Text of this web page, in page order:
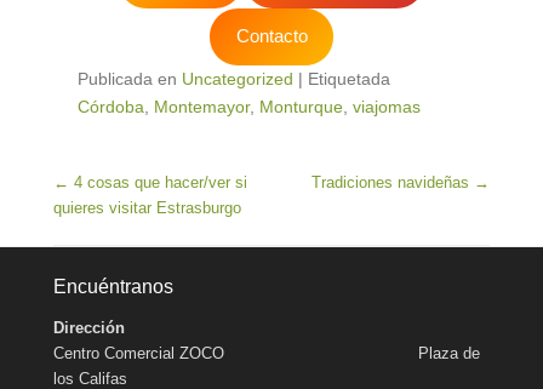
Contacto
Publicada en Uncategorized | Etiquetada
Córdoba
Montemayor, Monturque viajomas
Navegación de entradas
← 4 cosas que hacer/ver si
quieres visitar Estrasburgo
Tradiciones navideñas →
Encuéntranos
Dirección
Centro Comercial ZOCO Plaza de
los Califas